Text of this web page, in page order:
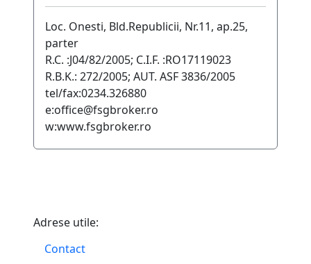
Loc. Onesti, Bld.Republicii, Nr.11, ap.25,
parter
R.C. :J04/82/2005; C.I.F. :RO17119023
R.B.K.: 272/2005; AUT. ASF 3836/2005
tel/fax:0234.326880
e:office@fsgbroker.ro
w:www.fsgbroker.ro
Adrese utile:
Contact